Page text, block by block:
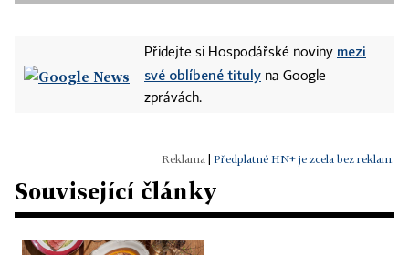
Přidejte si Hospodářské noviny mezi
své oblíbené tituly na Google
zprávách.
Předplatné HN+ je zcela bez reklam.
Související články